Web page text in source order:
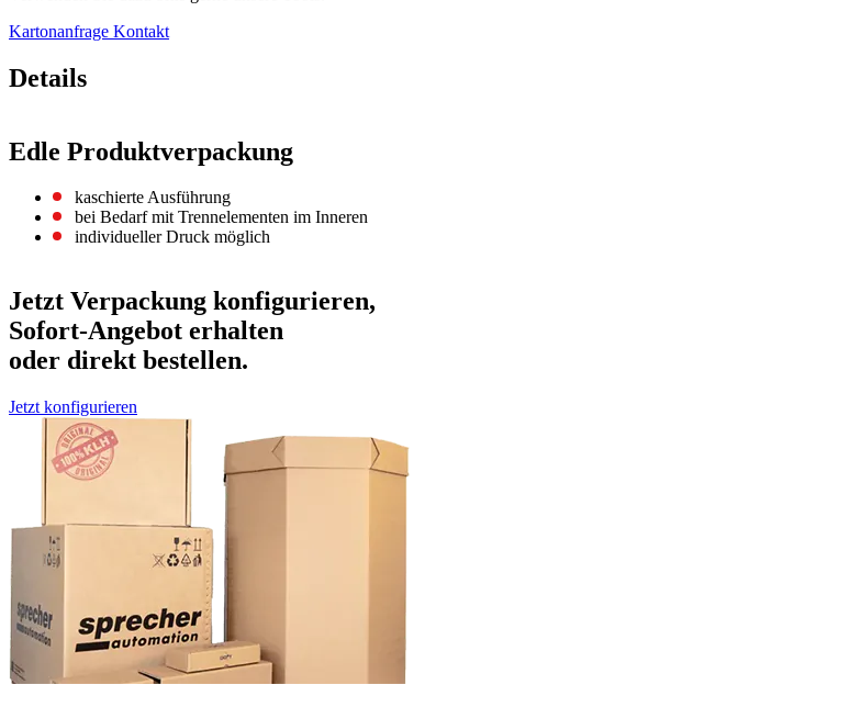
Kartonanfrage Kontakt
Details
Edle Produktverpackung
kaschierte Ausführung
bei Bedarf mit Trennelementen im Inneren
individueller Druck möglich
Jetzt Verpackung konfigurieren,
Sofort-Angebot erhalten
oder direkt bestellen.
Jetzt konfigurieren